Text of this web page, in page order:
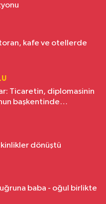
kafe ve otellerde
Ticaretin, diplomasinin
başkentinde
dönüştü
baba - oğul birlikte